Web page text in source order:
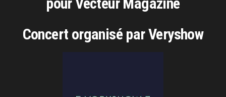
Concert organisé par Veryshow